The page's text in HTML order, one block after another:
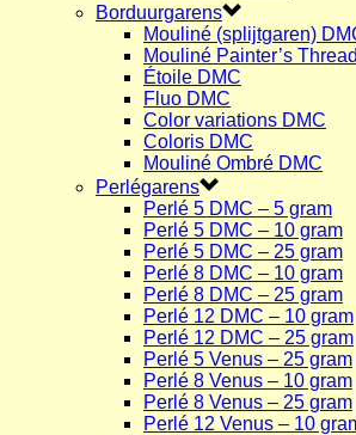
Borduurgarens
Mouliné (splijtgaren)
Mouliné Painter’s
Étoile DMC
Fluo DMC
Color variations DMC
Coloris DMC
Mouliné Ombré DMC
Perlégarens
Perlé 5 DMC – 5 gram
Perlé 5 DMC – 10 gram
Perlé 5 DMC – 25 gram
Perlé 8 DMC – 10 gram
Perlé 8 DMC – 25 gram
Perlé 12 DMC – 10 gram
Perlé 12 DMC – 25 gram
Perlé 5 Venus – 25 gram
Perlé 8 Venus – 10 gram
Perlé 8 Venus – 25 gram
Perlé 12 Venus – 10